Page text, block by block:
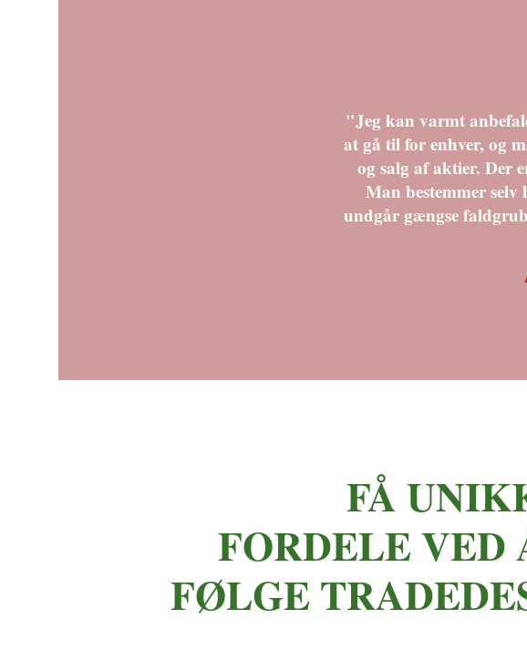
"Jeg kan varmt
at gå til for enhver, og
og salg af aktier. Der
Man bestemmer
undgår gængse
FÅ
FORDELE VED
FØLGE